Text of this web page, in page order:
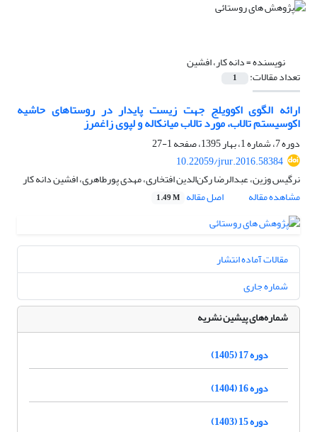
نویسنده =دانه کار، افشین
تعداد مقالات: 1
ارائه الگوی اکوویلج جهت زیست پایدار در روستاهای حاشیه
اکوسیستم تالاب، مورد تالاب میانکاله و لپوی زاغمرز
دوره 7، شماره 1، بهار 1395، صفحه
1-27
10.22059/jrur.2016.58384
نرگیس وزین، عبدالرضا رکن‌الدین افتخاری، مهدی پورطاهری، افشین دانه کار
مشاهده مقاله
اصل مقاله 1.49 M
مقالات آماده انتشار
شماره جاری
شماره‌های پیشین نشریه
دوره 17 (1405)
دوره 16 (1404)
دوره 15 (1403)